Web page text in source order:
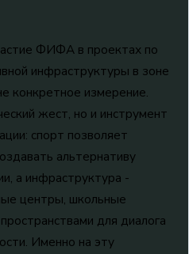
ФИФА в проектах по
инфраструктуры в зоне
конкретное измерение.
жест, но и инструмент
спорт позволяет
альтернативу
а инфраструктура -
центры, школьные
для диалога
Именно на эту